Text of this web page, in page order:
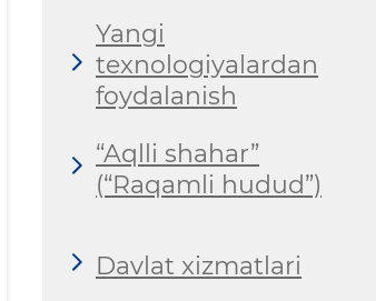
Yangi
texnologiyalardan
foydalanish
“Aqlli shahar”
(“Raqamli hudud”)
Davlat xizmatlari